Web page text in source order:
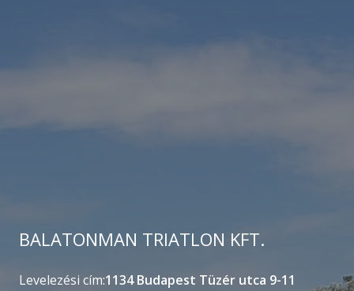
BALATONMAN TRIATLON KFT.
Levelezési cím:1134 Budapest Tüzér utca 9-11